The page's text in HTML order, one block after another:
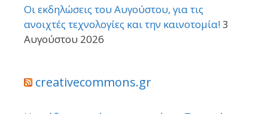
Οι εκδηλώσεις του Αυγούστου, για τις
ανοιχτές τεχνολογίες και την καινοτομία!3
Αυγούστου 2026
creativecommons.gr